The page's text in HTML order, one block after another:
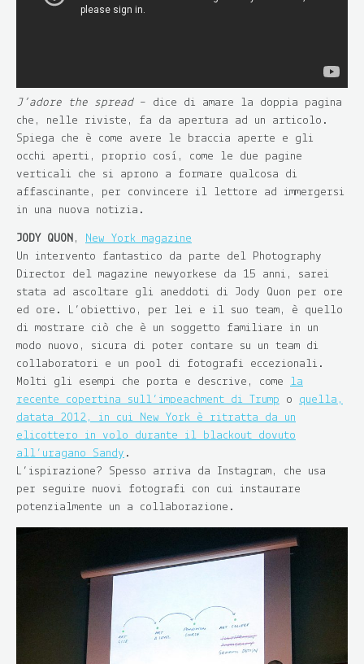
J’adore the spread– dice di amare la doppia pagina
che, nelle riviste, fa da apertura ad un articolo.
Spiega che è come avere le braccia aperte e gli
occhi aperti, proprio così, come le due pagine
verticali che si aprono a formare qualcosa di
affascinante, per convincere il lettore ad immergersi
in una nuova notizia.
JODY QUON ,
New York magazine
Un intervento fantastico da parte del Photography
Director del magazine newyorkese da 15 anni, sarei
stata ad ascoltare gli aneddoti di Jody Quon per ore
ed ore. L’obiettivo, per lei e il suo team, è quello
di mostrare ciò che è un soggetto familiare in un
modo nuovo, sicura di poter contare su un team di
collaboratori e un pool di fotografi eccezionali.
Molti gli esempi che porta e descrive, come la
recente copertina sull’impeachment di Trump o quella,
datata 2012, in cui New York è ritratta da un
elicottero in volo durante il blackout dovuto
all’uragano Sandy .
L’ispirazione? Spesso arriva da Instagram, che usa
per seguire nuovi fotografi con cui instaurare
potenzialmente un a collaborazione.